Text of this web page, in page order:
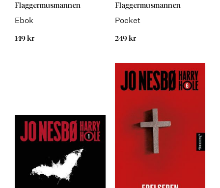
Flaggermusmannen
Ebok
149 kr
Flaggermusmannen
Pocket
249 kr